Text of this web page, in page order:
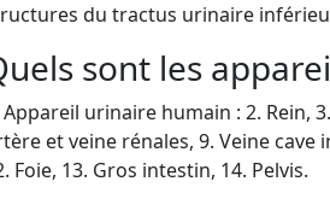
du tractus urinaire
sont les
Appareil urinaire humain : 2. Rein,
et veine rénales, 9. Veine
Foie, 13. Gros intestin, 14. Pelvis.